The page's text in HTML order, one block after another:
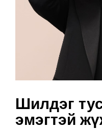
Шилдэг
эмэгтэй